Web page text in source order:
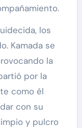
los
Kamada se
la
por la
como él
con su
y pulcro